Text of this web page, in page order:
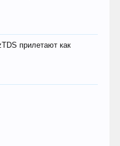
прилетают как